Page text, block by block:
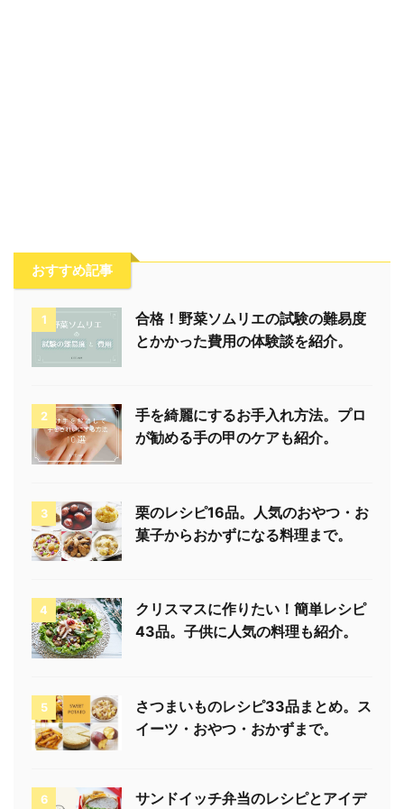
おすすめ記事
1
合格！野菜ソムリエの試験の難易度
とかかった費用の体験談を紹介。
2
手を綺麗にするお手入れ方法。プロ
が勧める手の甲のケアも紹介。
3
栗のレシピ16品。人気のおやつ・お
菓子からおかずになる料理まで。
4
クリスマスに作りたい！簡単レシピ
43品。子供に人気の料理も紹介。
5
さつまいものレシピ33品まとめ。ス
イーツ・おやつ・おかずまで。
6 サンドイッチ弁当のレシピとアイデ